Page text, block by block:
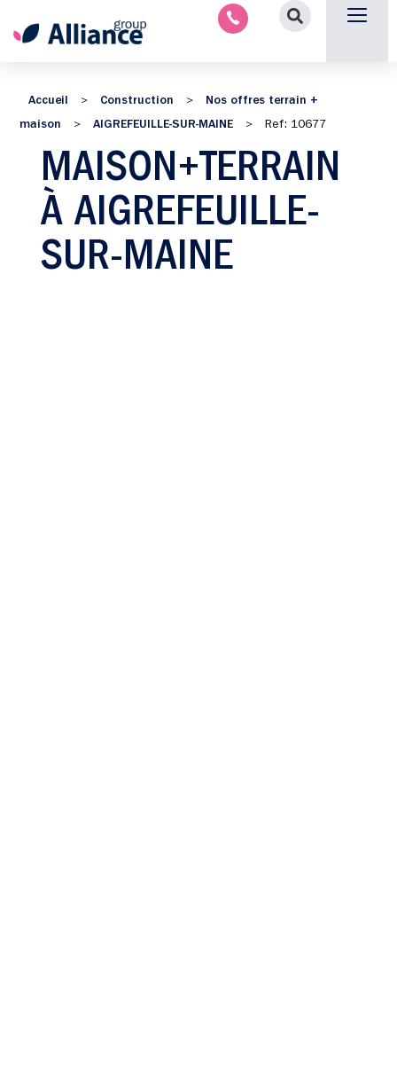
Accueil > Construction >
Nos offres terrain +
maison
> AIGREFEUILLE-SUR-MAINE > Ref: 10677
MAISON+TERRAIN
À AIGREFEUILLE-
SUR-MAINE